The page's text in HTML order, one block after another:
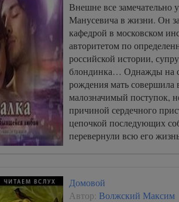
Внешне все замечательно
Манусевича в жизни. Он
кафедрой в московском
авторитетом по
российской истории,
блондинка… Однажды на
рождения мать совершила
малозначимый поступок,
причиной сердечного
цепочкой последующих
перевернули всю его
Домовой
Автор: Волжский Максим